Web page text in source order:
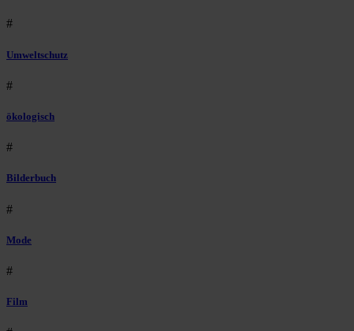
#
Umweltschutz
#
ökologisch
#
Bilderbuch
#
Mode
#
Film